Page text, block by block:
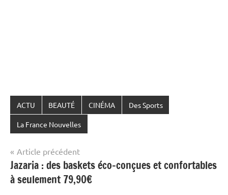
ACTU BEAUTÉ CINÉMA Des Sports
La France Nouvelles
Navigation
de
l’article
Article précédent
Jazaria : des baskets éco-conçues et confortables
à seulement 79,90€